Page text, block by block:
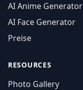
AI Anime Generator
AI Face Generator
Preise
RESOURCES
Photo Gallery